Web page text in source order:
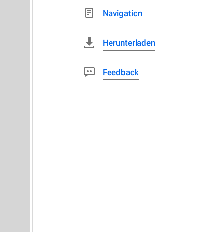
Navigation
Herunterladen
Feedback